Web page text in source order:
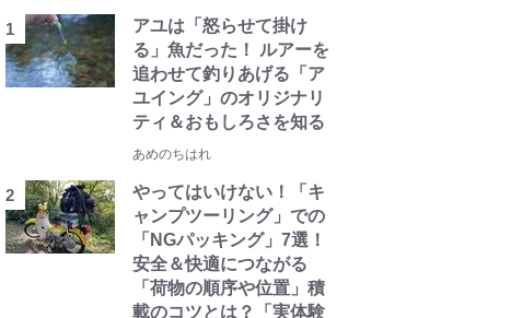
アユは「怒らせて掛け
る」魚だった！ ルアーを
追わせて釣りあげる「ア
ユイング」のオリジナリ
ティ＆おもしろさを知る
あめのちはれ
やってはいけない！「キ
ャンプツーリング」での
「NGパッキング」7選！
安全＆快適につながる
「荷物の順序や位置」積
載のコツとは？「実体験